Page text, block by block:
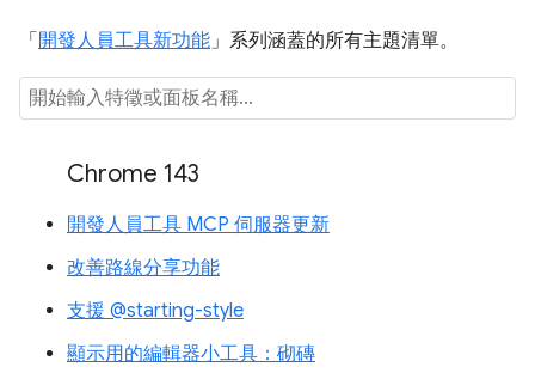
「開發人員工具新功能 」系列涵蓋的所有主題清單。
Chrome 143
開發人員工具 MCP 伺服器更新
改善路線分享功能
支援 @starting-style
顯示用的編輯器小工具：砌磚